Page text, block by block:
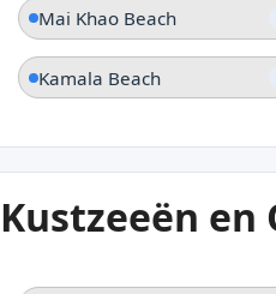
Mai Khao Beach
Kamala Beach
Kustzeeën en